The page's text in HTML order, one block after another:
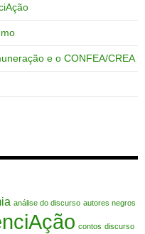
e o CONFEA/CREA
análise do discurso autores negros
contos discurso